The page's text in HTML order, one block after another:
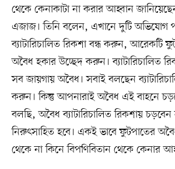
থেকে কেনাকাটা না করার আহ্বান
এজাজ। তিনি বলেন, এখানে দুটি অভিযোগ
ব্যাটারিচালিত রিকশা বন্ধ করুন, আরেকটি
অবৈধ হকার উচ্ছেদ করুন। ব্যাটারিচালিত
সব জায়গায় অবৈধ। সবাই বলছেন
করুন। কিন্তু আপনারাই অবৈধ এই বাহনে
বলছি, অবৈধ ব্যাটারিচালিত রিকশায় চড়বেন
নিরুৎসাহিত হবে। একই ভাবে ফুটপাতের
থেকে না কিনে বিপণিবিতান থেকে কেনার